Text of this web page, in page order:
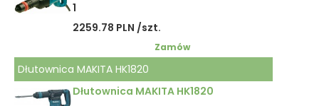
1
2259.78 PLN /szt.
Zamów
Dłutownica MAKITA HK1820
Dłutownica MAKITA HK1820